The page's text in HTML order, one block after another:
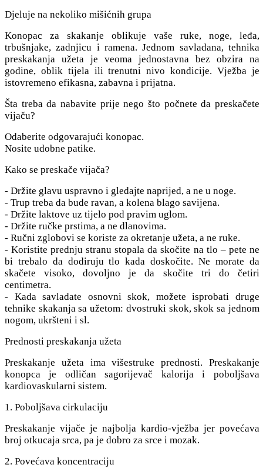
Djeluje na nekoliko mišićnih grupa
Konopac za skakanje oblikuje vaše ruke, noge, leđa,
trbušnjake, zadnjicu i ramena. Jednom savladana, tehnika
preskakanja užeta je veoma jednostavna bez obzira na
godine, oblik tijela ili trenutni nivo kondicije. Vježba je
istovremeno efikasna, zabavna i prijatna.
Šta treba da nabavite prije nego što počnete da preskačete
vijaču?
Odaberite odgovarajući konopac.
Nosite udobne patike.
Kako se preskače vijača?
- Držite glavu uspravno i gledajte naprijed, a ne u noge.
- Trup treba da bude ravan, a kolena blago savijena.
- Držite laktove uz tijelo pod pravim uglom.
- Držite ručke prstima, a ne dlanovima.
- Ručni zglobovi se koriste za okretanje užeta, a ne ruke.
- Koristite prednju stranu stopala da skočite na tlo – pete ne
bi trebalo da dodiruju tlo kada doskočite. Ne morate da
skačete visoko, dovoljno je da skočite tri do četiri
centimetra.
- Kada savladate osnovni skok, možete isprobati druge
tehnike skakanja sa užetom: dvostruki skok, skok sa jednom
nogom, ukršteni i sl.
Prednosti preskakanja užeta
Preskakanje užeta ima višestruke prednosti. Preskakanje
konopca je odličan sagorijevač kalorija i poboljšava
kardiovaskularni sistem.
1. Poboljšava cirkulaciju
Preskakanje vijače je najbolja kardio-vježba jer povećava
broj otkucaja srca, pa je dobro za srce i mozak.
2. Povećava koncentraciju